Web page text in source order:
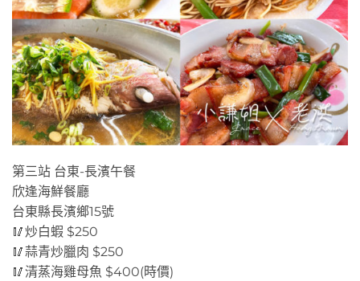
第三站 台東-長濱午餐
欣逢海鮮餐廳
台東縣長濱鄉15號
🥢炒白蝦 $250
🥢蒜青炒臘肉 $250
🥢清蒸海雞母魚 $400(時價)